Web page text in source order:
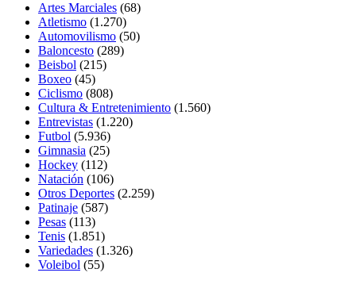
Artes Marciales (68)
Atletismo (1.270)
Automovilismo (50)
Baloncesto (289)
Beisbol (215)
Boxeo (45)
Ciclismo (808)
Cultura & Entretenimiento (1.560)
Entrevistas (1.220)
Futbol (5.936)
Gimnasia (25)
Hockey (112)
Natación (106)
Otros Deportes (2.259)
Patinaje (587)
Pesas (113)
Tenis (1.851)
Variedades (1.326)
Voleibol (55)